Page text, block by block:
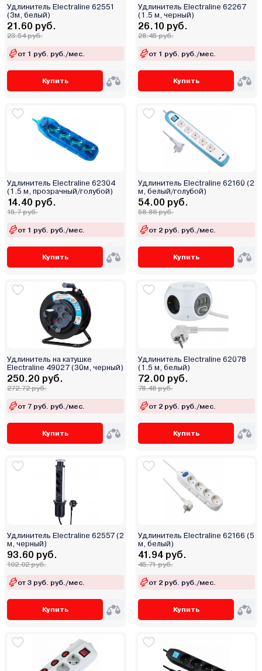
Удлинитель Electraline 62551
(3м, белый)
21.60 руб.
23.54 руб.
от 1 руб. руб./мес.
Купить
Удлинитель Electraline 62267
(1.5 м, черный)
26.10 руб.
28.45 руб.
от 1 руб. руб./мес.
Купить
Удлинитель Electraline 62304
(1.5 м, прозрачный/голубой)
14.40 руб.
15.7 руб.
от 1 руб. руб./мес.
Купить
Удлинитель Electraline 62160 (2
м, белый/голубой)
54.00 руб.
58.86 руб.
от 2 руб. руб./мес.
Купить
Удлинитель на катушке
Electraline 49027 (30м, черный)
250.20 руб.
272.72 руб.
от 7 руб. руб./мес.
Купить
Удлинитель Electraline 62078
(1.5 м, белый)
72.00 руб.
78.48 руб.
от 2 руб. руб./мес.
Купить
Удлинитель Electraline 62557 (2
м, черный)
93.60 руб.
102.02 руб.
от 3 руб. руб./мес.
Купить
Удлинитель Electraline 62166 (5
м, белый)
41.94 руб.
45.71 руб.
от 2 руб. руб./мес.
Купить